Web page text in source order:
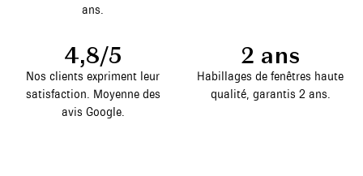
ans.
4,8/5
Nos clients expriment leur
satisfaction. Moyenne des
avis Google.
2 ans
Habillages de fenêtres haute
qualité, garantis 2 ans.